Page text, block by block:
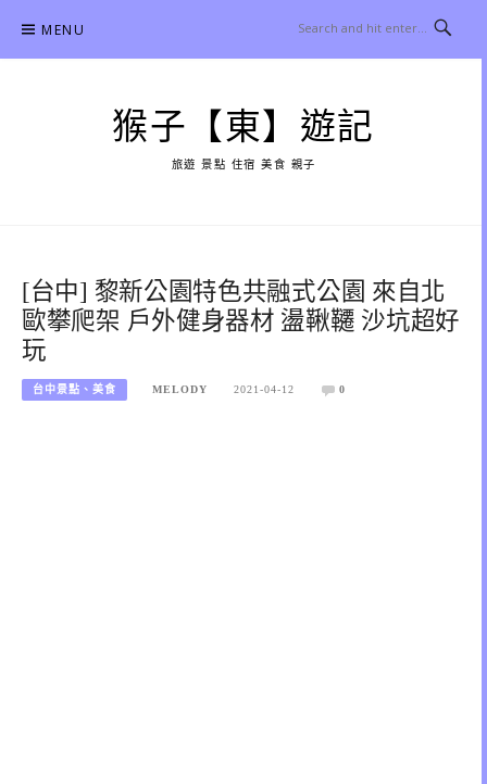
content
MENU
猴子【東】遊記
旅遊 景點 住宿 美食 親子
[台中] 黎新公園特色共融式公園 來自北
歐攀爬架 戶外健身器材 盪鞦韆 沙坑超好
玩
台中景點、美食 MELODY 2021-04-12 0